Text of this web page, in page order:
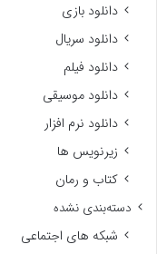
دانلود بازی
دانلود سریال
دانلود فیلم
دانلود موسیقی
دانلود نرم افزار
زیرنویس ها
کتاب و رمان
دسته‌بندی نشده
شبکه های اجتماعی